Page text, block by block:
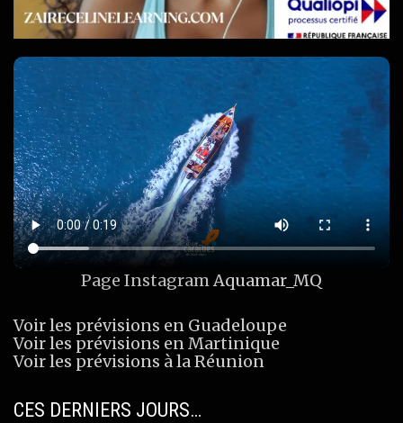
Page InstagramAquamar_MQ
Voir les prévisions en Guadeloupe
Voir les prévisions en Martinique
Voir les prévisions à la Réunion
CES DERNIERS JOURS…